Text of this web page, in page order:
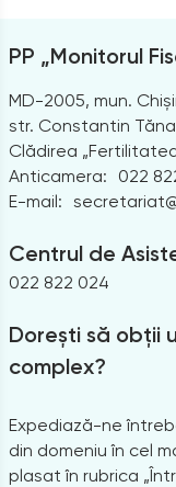
PP „Monitorul
MD-2005, mun.
str. Constantin
Clădirea
Anticamera:
022
E-mail:
Centrul de
022 822 024
Dorești să obții
complex?
Expediază-ne
din domeniu în cel
plasat în rubrica